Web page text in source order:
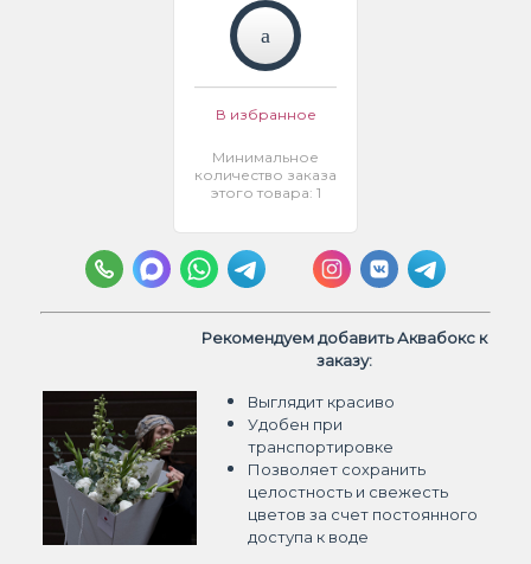
В избранное
Минимальное
количество заказа
этого товара: 1
Рекомендуем добавить Аквабокс к
заказу:
Выглядит красиво
Удобен при
транспортировке
Позволяет сохранить
целостность и свежесть
цветов за счет постоянного
доступа к воде